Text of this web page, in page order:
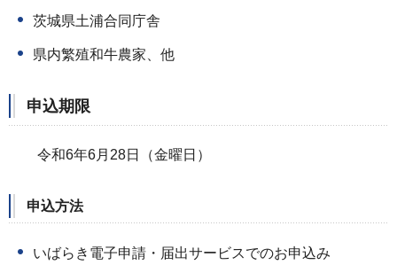
茨城県土浦合同庁舎
県内繁殖和牛農家、他
申込期限
令和6年6月28日（金曜日）
申込方法
いばらき電子申請・届出サービスでのお申込み